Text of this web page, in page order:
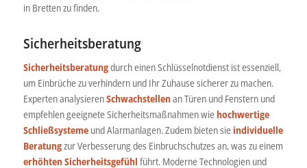
in Bretten zu finden.
Sicherheitsberatung
Sicherheitsberatungdurch einen Schlüsselnotdienst ist essenziell,
um Einbrüche zu verhindern und Ihr Zuhause sicherer zu machen.
Experten analysierenSchwachstellenan Türen und Fenstern und
empfehlen geeignete Sicherheitsmaßnahmen wie hochwertige
Schließsystemeund Alarmanlagen. Zudem bieten sie individuelle
Beratungzur Verbesserung des Einbruchschutzes an, was zu einem
erhöhten Sicherheitsgefühl führt. Moderne Technologien und